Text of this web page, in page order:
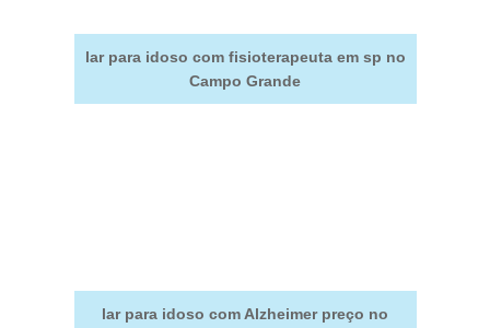
lar para idoso com fisioterapeuta em sp no
Campo Grande
lar para idoso com Alzheimer preço no